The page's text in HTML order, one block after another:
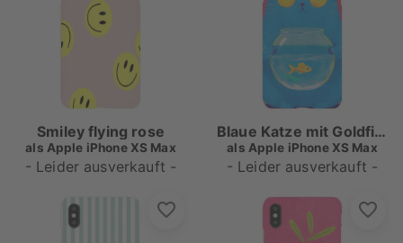
Smiley flying rose
als Apple iPhone XS Max
- Leider ausverkauft -
Blaue Katze mit Goldfischschale
als Apple iPhone XS Max
- Leider ausverkauft -